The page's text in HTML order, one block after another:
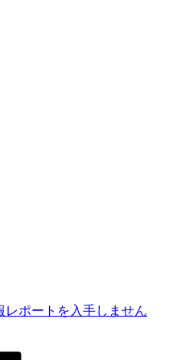
レポートを入手しません